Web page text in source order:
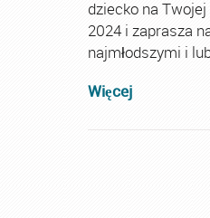
dziecko na
2024 i zaprasza
najmłodszymi i
Więcej